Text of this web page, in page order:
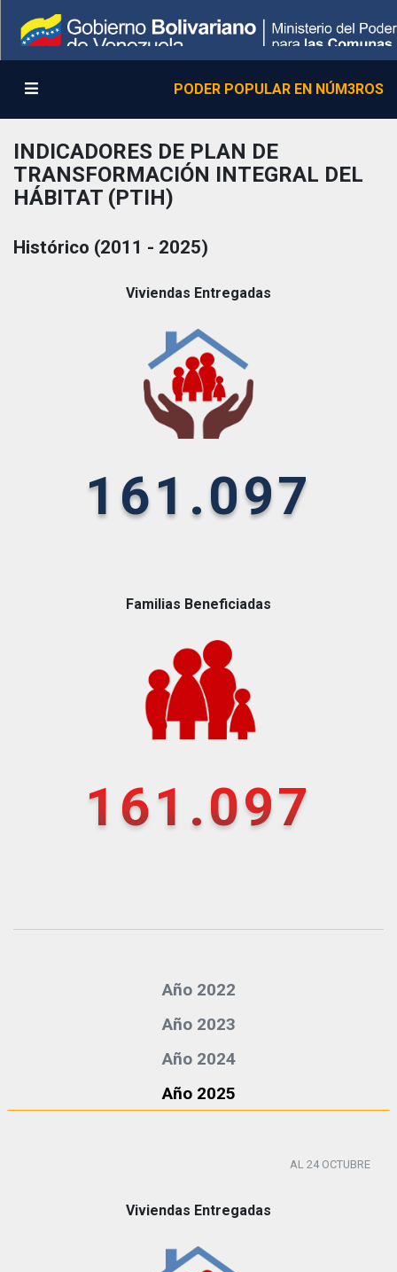
PODER POPULAR EN NÚM3ROS
INDICADORES DE PLAN DE
TRANSFORMACIÓN INTEGRAL DEL
HÁBITAT (PTIH)
Histórico (2011 - 2025)
Viviendas Entregadas
161.097
Familias Beneficiadas
161.097
Año 2022
Año 2023
Año 2024
Año 2025
AL 24 OCTUBRE
Viviendas Entregadas